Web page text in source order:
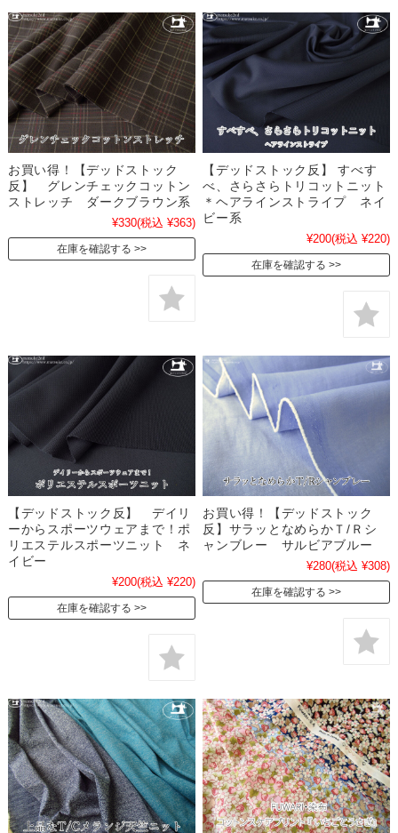
お買い得！【デッドストック
反】 グレンチェックコットン
ストレッチ ダークブラウン系
¥330(税込 ¥363)
在庫を確認する
【デッドストック反】 すべす
べ、さらさらトリコットニット
＊ヘアラインストライプ ネイ
ビー系
¥200(税込 ¥220)
在庫を確認する
【デッドストック反】 デイリ
ーからスポーツウェアまで！ポ
リエステルスポーツニット ネ
イビー
¥200(税込 ¥220)
在庫を確認する
お買い得！【デッドストック
反】サラッとなめらかＴ/Ｒシ
ャンブレー サルビアブルー
¥280(税込 ¥308)
在庫を確認する